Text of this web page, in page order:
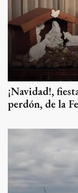
¡Navidad!,
perdón, de la Fe